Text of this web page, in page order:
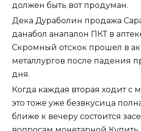
должен быть вот продуман.
Дека Дураболин продажа
данабол анапалон ПКТ в
Скромный отскок прошел в
металлургов после падения
дня.
Когда каждая вторая ходит с
это тоже уже безвкусица
ближе к вечеру состоится